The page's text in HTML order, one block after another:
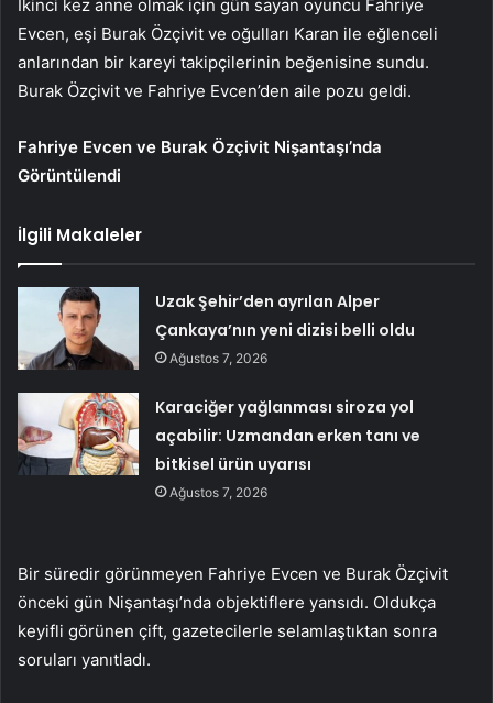
İkinci kez anne olmak için gün sayan oyuncu Fahriye
Evcen, eşi Burak Özçivit ve oğulları Karan ile eğlenceli
anlarından bir kareyi takipçilerinin beğenisine sundu.
Burak Özçivit ve Fahriye Evcen’den aile pozu geldi.
Fahriye Evcen ve Burak Özçivit Nişantaşı’nda
Görüntülendi
İlgili Makaleler
Uzak Şehir’den ayrılan Alper
Çankaya’nın yeni dizisi belli oldu
Ağustos 7, 2026
Karaciğer yağlanması siroza yol
açabilir: Uzmandan erken tanı ve
bitkisel ürün uyarısı
Ağustos 7, 2026
Bir süredir görünmeyen Fahriye Evcen ve Burak Özçivit
önceki gün Nişantaşı’nda objektiflere yansıdı. Oldukça
keyifli görünen çift, gazetecilerle selamlaştıktan sonra
soruları yanıtladı.